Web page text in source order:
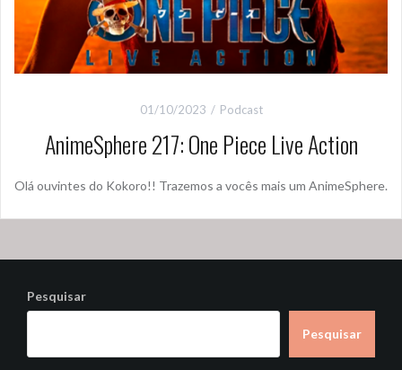
01/10/2023 Podcast
AnimeSphere 217: One Piece Live Action
Olá ouvintes do Kokoro!! Trazemos a vocês mais um AnimeSphere.
Pesquisar
Pesquisar